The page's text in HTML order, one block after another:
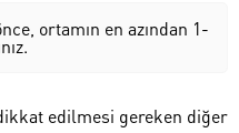
ortamın en azından 1-
edilmesi gereken diğer